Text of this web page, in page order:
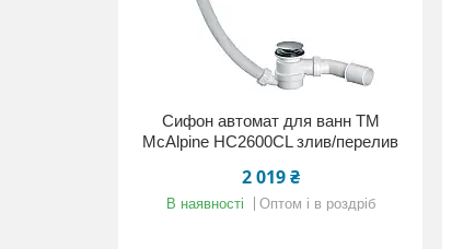
Сифон автомат для ванн ТМ
McAlpine HC2600CL злив/перелив
2 019 ₴
В наявності Оптом і в роздріб